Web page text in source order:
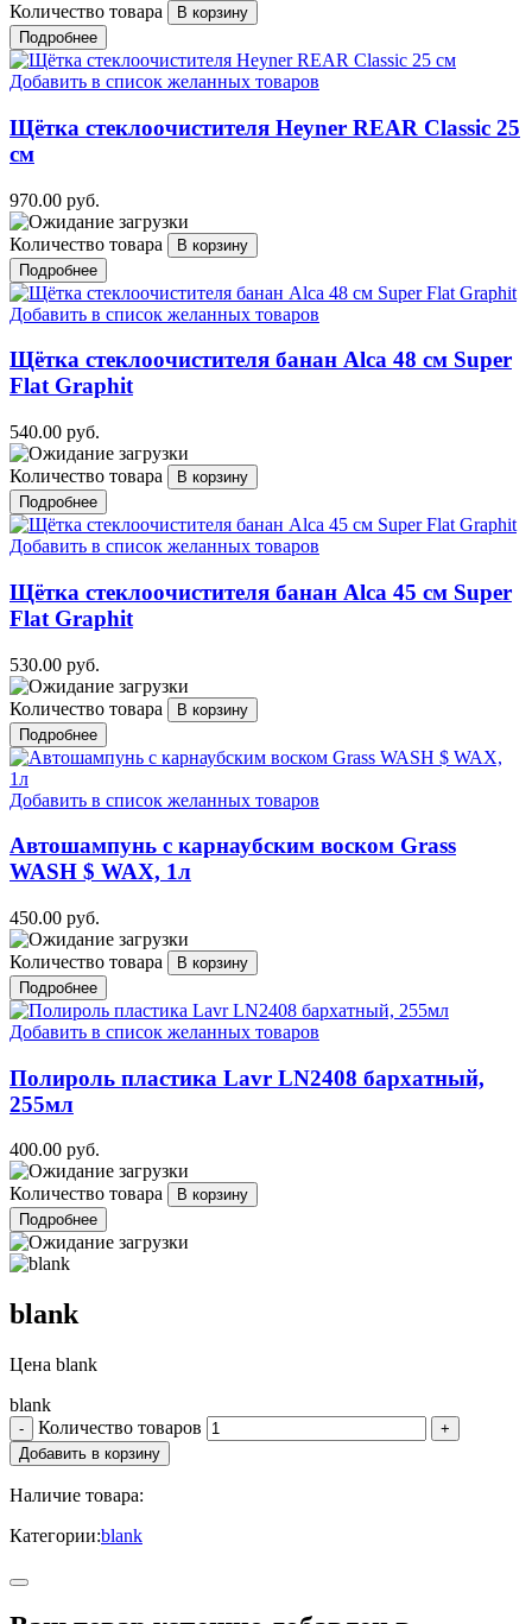
Количество товара
Подробнее
Добавить в список желанных товаров
Щётка стеклоочистителя Heyner REAR Classic 25
см
970.00 руб.
Количество товара
Подробнее
Добавить в список желанных товаров
Щётка стеклоочистителя банан Alca 48 см Super
Flat Graphit
540.00 руб.
Количество товара
Подробнее
Добавить в список желанных товаров
Щётка стеклоочистителя банан Alca 45 см Super
Flat Graphit
530.00 руб.
Количество товара
Подробнее
Добавить в список желанных товаров
Автошампунь с карнаубским воском Grass
WASH $ WAX, 1л
450.00 руб.
Количество товара
Подробнее
Добавить в список желанных товаров
Полироль пластика Lavr LN2408 бархатный,
255мл
400.00 руб.
Количество товара
Подробнее
blank
Цена blank
blank
Количество товаров
Наличие товара:
Категории:blank